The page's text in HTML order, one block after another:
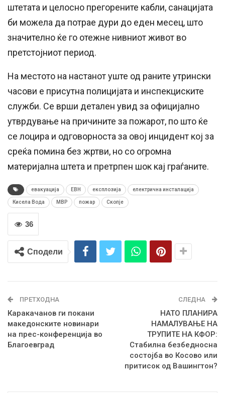
штетата и целосно прегорените кабли, санацијата
би можела да потрае дури до еден месец, што
значително ќе го отежне нивниот живот во
претстојниот период.
На местото на настанот уште од раните утрински
часови е присутна полицијата и инспекциските
служби. Се врши детален увид за официјално
утврдување на причините за пожарот, по што ќе
се лоцира и одговорноста за овој инцидент кој за
среќа помина без жртви, но со огромна
материјална штета и претрпен шок кај граѓаните.
евакуација ЕВН експлозија електрична инсталација
Кисела Вода МВР пожар Скопје
36
Сподели
ПРЕТХОДНА
Каракачанов ги покани
македонските новинари
на прес-конференција во
Благоевград
СЛЕДНА
НАТО ПЛАНИРА
НАМАЛУВАЊЕ НА
ТРУПИТЕ НА КФОР:
Стабилна безбедносна
состојба во Косово или
притисок од Вашингтон?